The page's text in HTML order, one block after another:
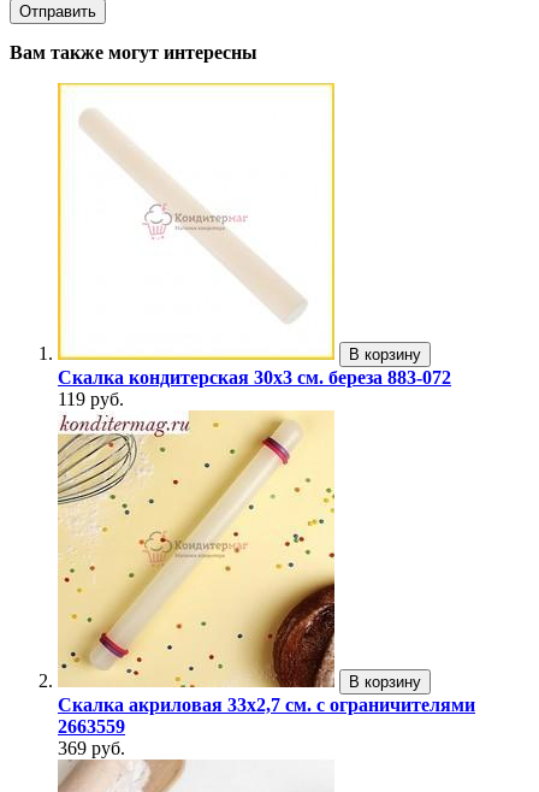
Вам также могут интересны
В корзину
Скалка кондитерская 30х3 см. береза 883-072
119 руб.
В корзину
Скалка акриловая 33х2,7 см. с ограничителями
2663559
369 руб.